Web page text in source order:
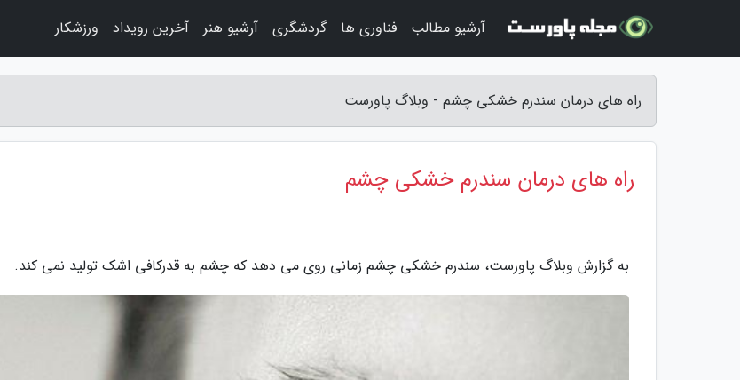
راه های درمان سندرم خشکی چشم - وبلاگ پاورست
راه های درمان سندرم خشکی چشم
به گزارش وبلاگ پاورست، سندرم خشکی چشم زمانی روی می دهد که چشم به قدرکافی اشک تولید نمی کند.
آرشیو مطالب فناوری ها گردشگری آرشیو هنر آخرین رویداد ورزشکار